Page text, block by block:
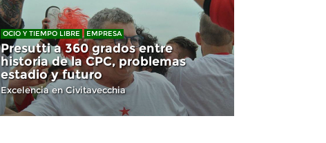
OCIO Y TIEMPO LIBRE EMPRESA
Presutti a 360 grados entre
historia de la CPC, problemas
estadio y futuro
Excelencia en Civitavecchia